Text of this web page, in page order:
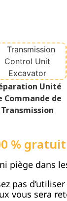
Unité
Commande de
Transmission
% gratuit
piège dans
pas
vous sera